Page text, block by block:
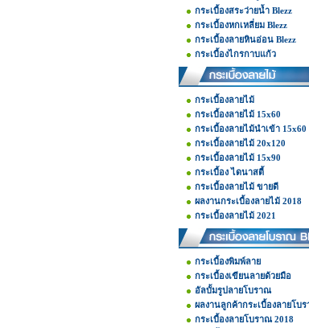
กระเบื้องสระว่ายน้ำ Blezz
กระเบื้องหกเหลี่ยม Blezz
กระเบื้องลายหินอ่อน Blezz
กระเบื้องไกรกาบแก้ว
กระเบื้องลายไม้
กระเบื้องลายไม้ 15x60
กระเบื้องลายไม้นำเข้า 15x60
กระเบื้องลายไม้ 20x120
กระเบื้องลายไม้ 15x90
กระเบื้อง ไดนาสตี้
กระเบื้องลายไม้ ขายดี
ผลงานกระเบื้องลายไม้ 2018
กระเบื้องลายไม้ 2021
กระเบื้องพิมพ์ลาย
กระเบื้องเขียนลายด้วยมือ
อัลบั้มรูปลายโบราณ
ผลงานลูกค้ากระเบื้องลายโบ
กระเบื้องลายโบราณ 2018